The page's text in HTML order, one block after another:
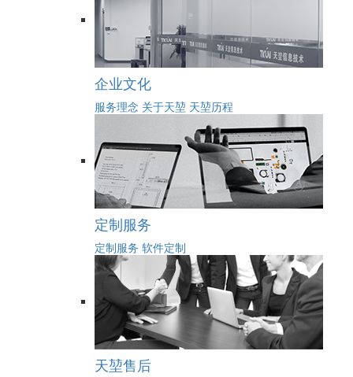
企业文化
服务理念 关于天堃 天堃历程
定制服务
定制服务 软件定制
天堃售后